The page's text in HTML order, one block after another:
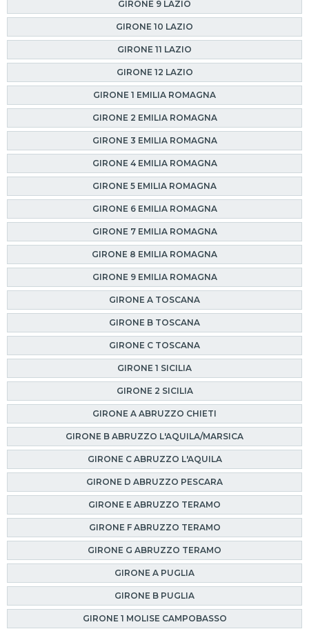
GIRONE 9 LAZIO
GIRONE 10 LAZIO
GIRONE 11 LAZIO
GIRONE 12 LAZIO
GIRONE 1 EMILIA ROMAGNA
GIRONE 2 EMILIA ROMAGNA
GIRONE 3 EMILIA ROMAGNA
GIRONE 4 EMILIA ROMAGNA
GIRONE 5 EMILIA ROMAGNA
GIRONE 6 EMILIA ROMAGNA
GIRONE 7 EMILIA ROMAGNA
GIRONE 8 EMILIA ROMAGNA
GIRONE 9 EMILIA ROMAGNA
GIRONE A TOSCANA
GIRONE B TOSCANA
GIRONE C TOSCANA
GIRONE 1 SICILIA
GIRONE 2 SICILIA
GIRONE A ABRUZZO CHIETI
GIRONE B ABRUZZO L'AQUILA/MARSICA
GIRONE C ABRUZZO L'AQUILA
GIRONE D ABRUZZO PESCARA
GIRONE E ABRUZZO TERAMO
GIRONE F ABRUZZO TERAMO
GIRONE G ABRUZZO TERAMO
GIRONE A PUGLIA
GIRONE B PUGLIA
GIRONE 1 MOLISE CAMPOBASSO